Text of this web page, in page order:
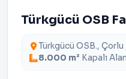
Türkgücü OSB
Türkgücü OSB., Çorlu
8.000 m² Kapalı Alan